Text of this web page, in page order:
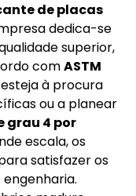
de placas
dedica-se
superior,
comASTM
à procura
ou a planear
grau 4 por
escala, os
satisfazer os